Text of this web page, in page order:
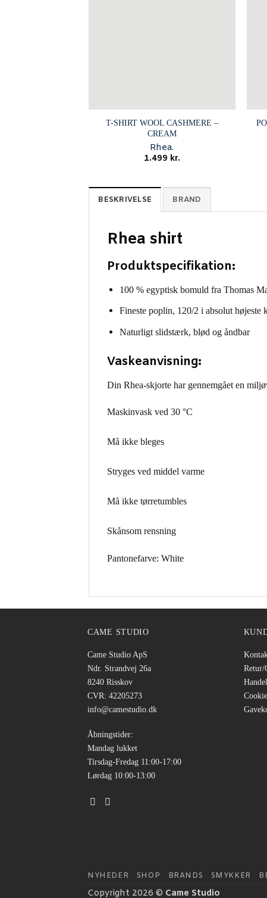
T-SHIRT WOOL CASHMERE –
CREAM
Rhea.
1.499 kr.
BESKRIVELSE BRAND
Rhea shirt
Produktspecifikation:
100 % egyptisk bomuld fra Thomas
Fineste poplin, 120/2 i absolut højeste
Naturligt slidstærk, blød og åndbar
Vaskeanvisning:
Din Rhea-skjorte har gennemgået en
Maskinvask ved 30 °C
Må ikke bleges
Stryges ved middel varme
Må ikke tørretumbles
Skånsom rensning
Pantonefarve: White
CAME STUDIO
Came Studio ApS
Ndr. Strandvej 26a
8240 Risskov
CVR: 42205273
info@camestudio.dk
Åbningstider:
Mandag lukket
Tirsdag-Fredag 11:00-17:00
Lørdag 10:00-13:00
Retur/
NYHEDER SHOP BRANDS SMYKKER
Copyright 2026 © Came Studio